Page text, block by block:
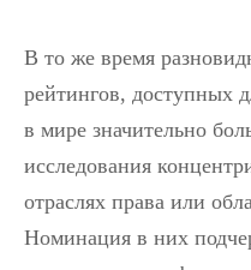
В то же время
рейтингов, доступных
в мире значительно
исследования
отраслях права или
Номинация в них